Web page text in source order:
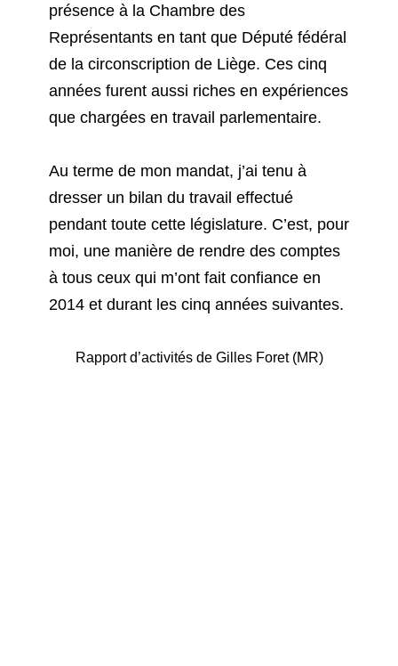
présence à la Chambre des
Représentants en tant que Député fédéral
de la circonscription de Liège. Ces cinq
années furent aussi riches en expériences
que chargées en travail parlementaire.
Au terme de mon mandat, j’ai tenu à
dresser un bilan du travail effectué
pendant toute cette législature. C’est, pour
moi, une manière de rendre des comptes
à tous ceux qui m’ont fait confiance en
2014 et durant les cinq années suivantes.
Rapport d’activités de Gilles Foret (MR)